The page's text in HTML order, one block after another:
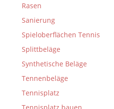
Rasen
Sanierung
Spieloberflächen Tennis
Splittbeläge
Synthetische Beläge
Tennenbeläge
Tennisplatz